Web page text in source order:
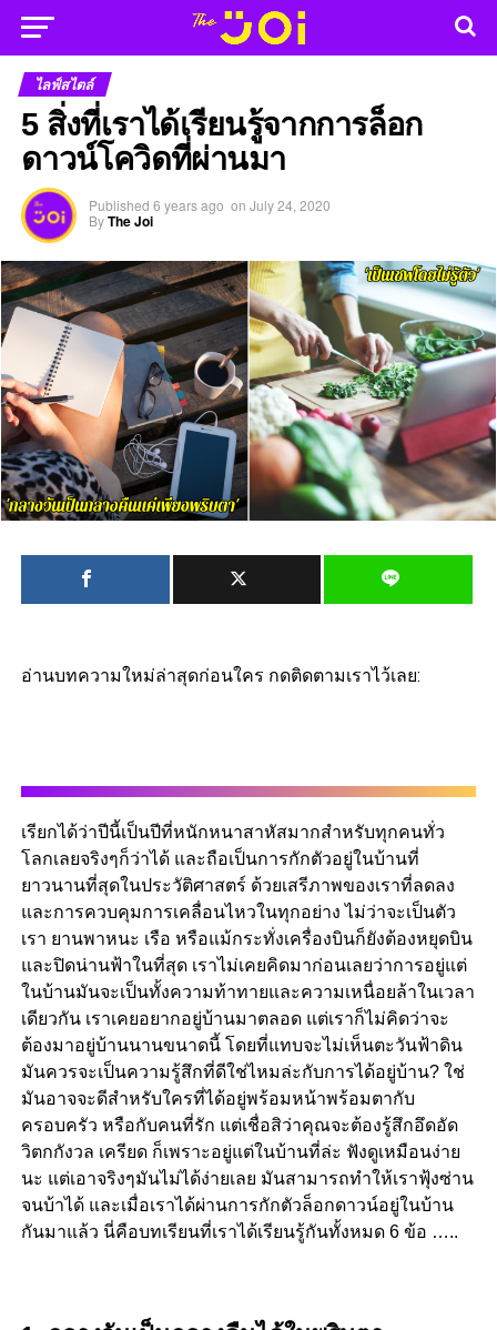
ไลฟ์สไตล์
5 สิ่งที่เราได้เรียนรู้จากการล็อก
ดาวน์โควิดที่ผ่านมา
Published 6 years ago on July 24, 2020
ByThe Joi
อ่านบทความใหม่ล่าสุดก่อนใคร กดติดตามเราไว้เลย:
เรียกได้ว่าปีนี้เป็นปีที่หนักหนาสาหัสมากสำหรับทุกคนทั่ว
โลกเลยจริงๆก็ว่าได้ และถือเป็นการกักตัวอยู่ในบ้านที่
ยาวนานที่สุดในประวัติศาสตร์ ด้วยเสรีภาพของเราที่ลดลง
และการควบคุมการเคลื่อนไหวในทุกอย่าง ไม่ว่าจะเป็นตัว
เรา ยานพาหนะ เรือ หรือแม้กระทั่งเครื่องบินก็ยังต้องหยุดบิน
และปิดน่านฟ้าในที่สุด เราไม่เคยคิดมาก่อนเลยว่าการอยู่แต่
ในบ้านมันจะเป็นทั้งความท้าทายและความเหนื่อยล้าในเวลา
เดียวกัน เราเคยอยากอยู่บ้านมาตลอด แต่เราก็ไม่คิดว่าจะ
ต้องมาอยู่บ้านนานขนาดนี้ โดยที่แทบจะไม่เห็นตะวันฟ้าดิน
มันควรจะเป็นความรู้สึกที่ดีใช่ไหมล่ะกับการได้อยู่บ้าน? ใช่
มันอาจจะดีสำหรับใครที่ได้อยู่พร้อมหน้าพร้อมตากับ
ครอบครัว หรือกับคนที่รัก แต่เชื่อสิว่าคุณจะต้องรู้สึกอึดอัด
วิตกกังวล เครียด ก็เพราะอยู่แต่ในบ้านที่ล่ะ ฟังดูเหมือนง่าย
นะ แต่เอาจริงๆมันไม่ได้ง่ายเลย มันสามารถทำให้เราฟุ้งซ่าน
จนบ้าได้ และเมื่อเราได้ผ่านการกักตัวล็อกดาวน์อยู่ในบ้าน
กันมาแล้ว นี่คือบทเรียนที่เราได้เรียนรู้กันทั้งหมด 6 ข้อ …..